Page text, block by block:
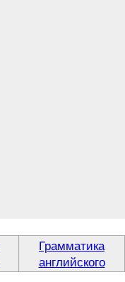
Грамматика
английского